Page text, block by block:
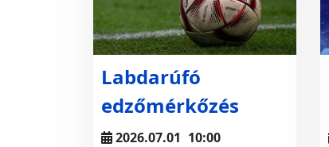
Labdarúfó
edzőmérkőzés
2026.07.01 10:00